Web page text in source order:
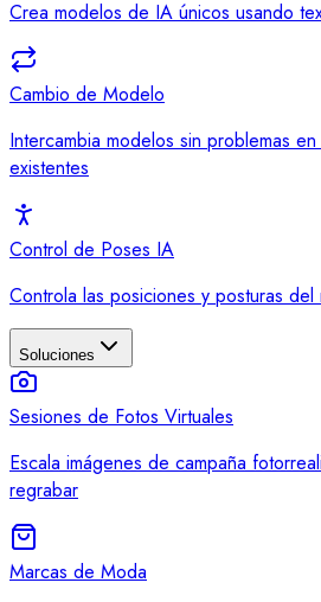
Crea modelos de IA únicos usando
Cambio de Modelo
Intercambia modelos sin problemas
existentes
Control de Poses IA
Controla las posiciones y posturas
Soluciones
Sesiones de Fotos Virtuales
Escala imágenes de campaña
regrabar
Marcas de Moda